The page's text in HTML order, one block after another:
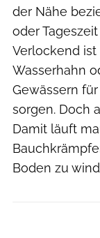
der Nähe
oder
Verlockend ist
Wasserhahn
Gewässern
sorgen. Doch
Damit läuft
Boden zu